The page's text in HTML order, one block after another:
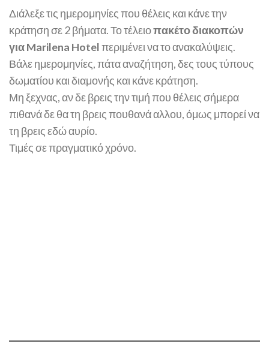
Διάλεξε τις ημερομηνίες που θέλεις και κάνε την
κράτηση σε 2 βήματα. Το τέλειοπακέτο διακοπών
για Marilena Hotelπεριμένει να το ανακαλύψεις.
Βάλε ημερομηνίες, πάτα αναζήτηση, δες τους τύπους
δωματίου και διαμονής και κάνε κράτηση.
Μη ξεχνας, αν δε βρεις την τιμή που θέλεις σήμερα
πιθανά δε θα τη βρεις πουθανά αλλου, όμως μπορεί να
τη βρεις εδώ αυρίο.
Τιμές σε πραγματικό χρόνο.